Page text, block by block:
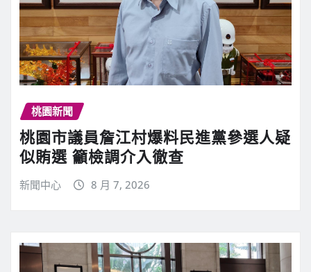
桃園新聞
桃園市議員詹江村爆料民進黨參選人疑
似賄選 籲檢調介入徹查
新聞中心 8 月 7, 2026